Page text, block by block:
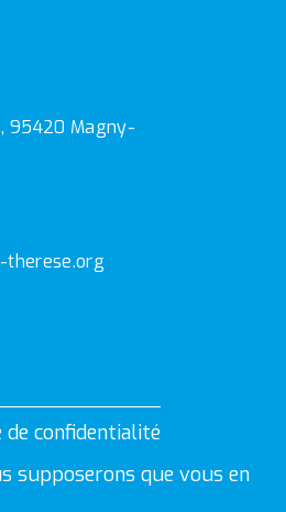
supposerons que vous en
95420 Magny-
therese.org
de confidentialité